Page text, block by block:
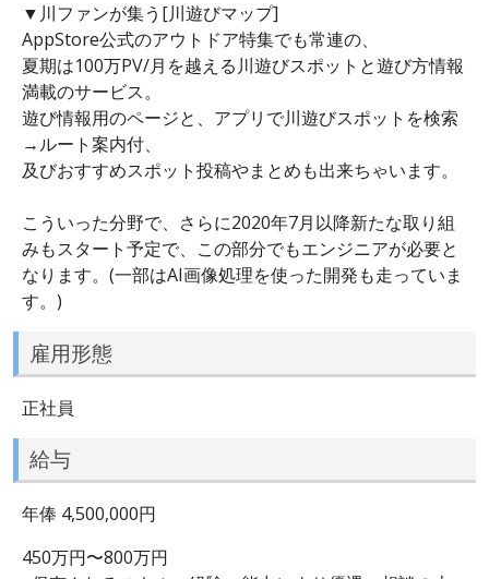
▼川ファンが集う[川遊びマップ]
AppStore公式のアウトドア特集でも常連の、
夏期は100万PV/月を越える川遊びスポットと遊び方情報
満載のサービス。
遊び情報用のページと、アプリで川遊びスポットを検索
→ルート案内付、
及びおすすめスポット投稿やまとめも出来ちゃいます。
こういった分野で、さらに2020年7月以降新たな取り組
みもスタート予定で、この部分でもエンジニアが必要と
なります。(一部はAI画像処理を使った開発も走っていま
す。)
雇用形態
正社員
給与
年俸 4,500,000円
450万円〜800万円